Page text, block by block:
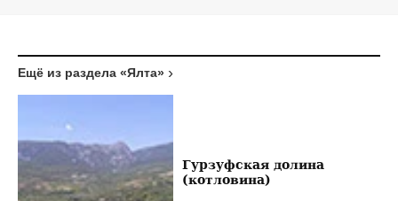
Ещё из раздела «Ялта»
Гурзуфская долина
(котловина)